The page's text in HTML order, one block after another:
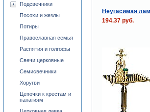
Неугасимая
194.37 руб.
Подсвечники
Посохи и жезлы
Потиры
Православная семья
Распятия и голгофы
Свечи церковные
Семисвечники
Хоругви
Цепочки к крестам и
панагиям